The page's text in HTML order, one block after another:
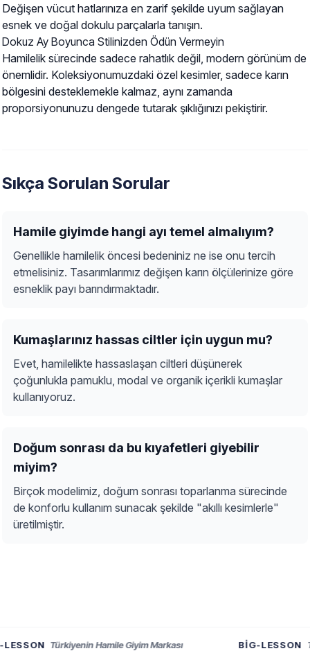
Değişen vücut hatlarınıza en zarif şekilde uyum sağlayan
esnek ve doğal dokulu parçalarla tanışın.
Dokuz Ay Boyunca Stilinizden Ödün Vermeyin
Hamilelik sürecinde sadece rahatlık değil, modern görünüm de
önemlidir. Koleksiyonumuzdaki özel kesimler, sadece karın
bölgesini desteklemekle kalmaz, aynı zamanda
proporsiyonunuzu dengede tutarak şıklığınızı pekiştirir.
Sıkça Sorulan Sorular
Hamile giyimde hangi ayı temel almalıyım?
Genellikle hamilelik öncesi bedeniniz ne ise onu tercih
etmelisiniz. Tasarımlarımız değişen karın ölçülerinize göre
esneklik payı barındırmaktadır.
Kumaşlarınız hassas ciltler için uygun mu?
Evet, hamilelikte hassaslaşan ciltleri düşünerek
çoğunlukla pamuklu, modal ve organik içerikli kumaşlar
kullanıyoruz.
Doğum sonrası da bu kıyafetleri giyebilir
miyim?
Birçok modelimiz, doğum sonrası toparlanma sürecinde
de konforlu kullanım sunacak şekilde "akıllı kesimlerle"
üretilmiştir.
Türkiyenin Hamile Giyim Markası BIG-LESSON